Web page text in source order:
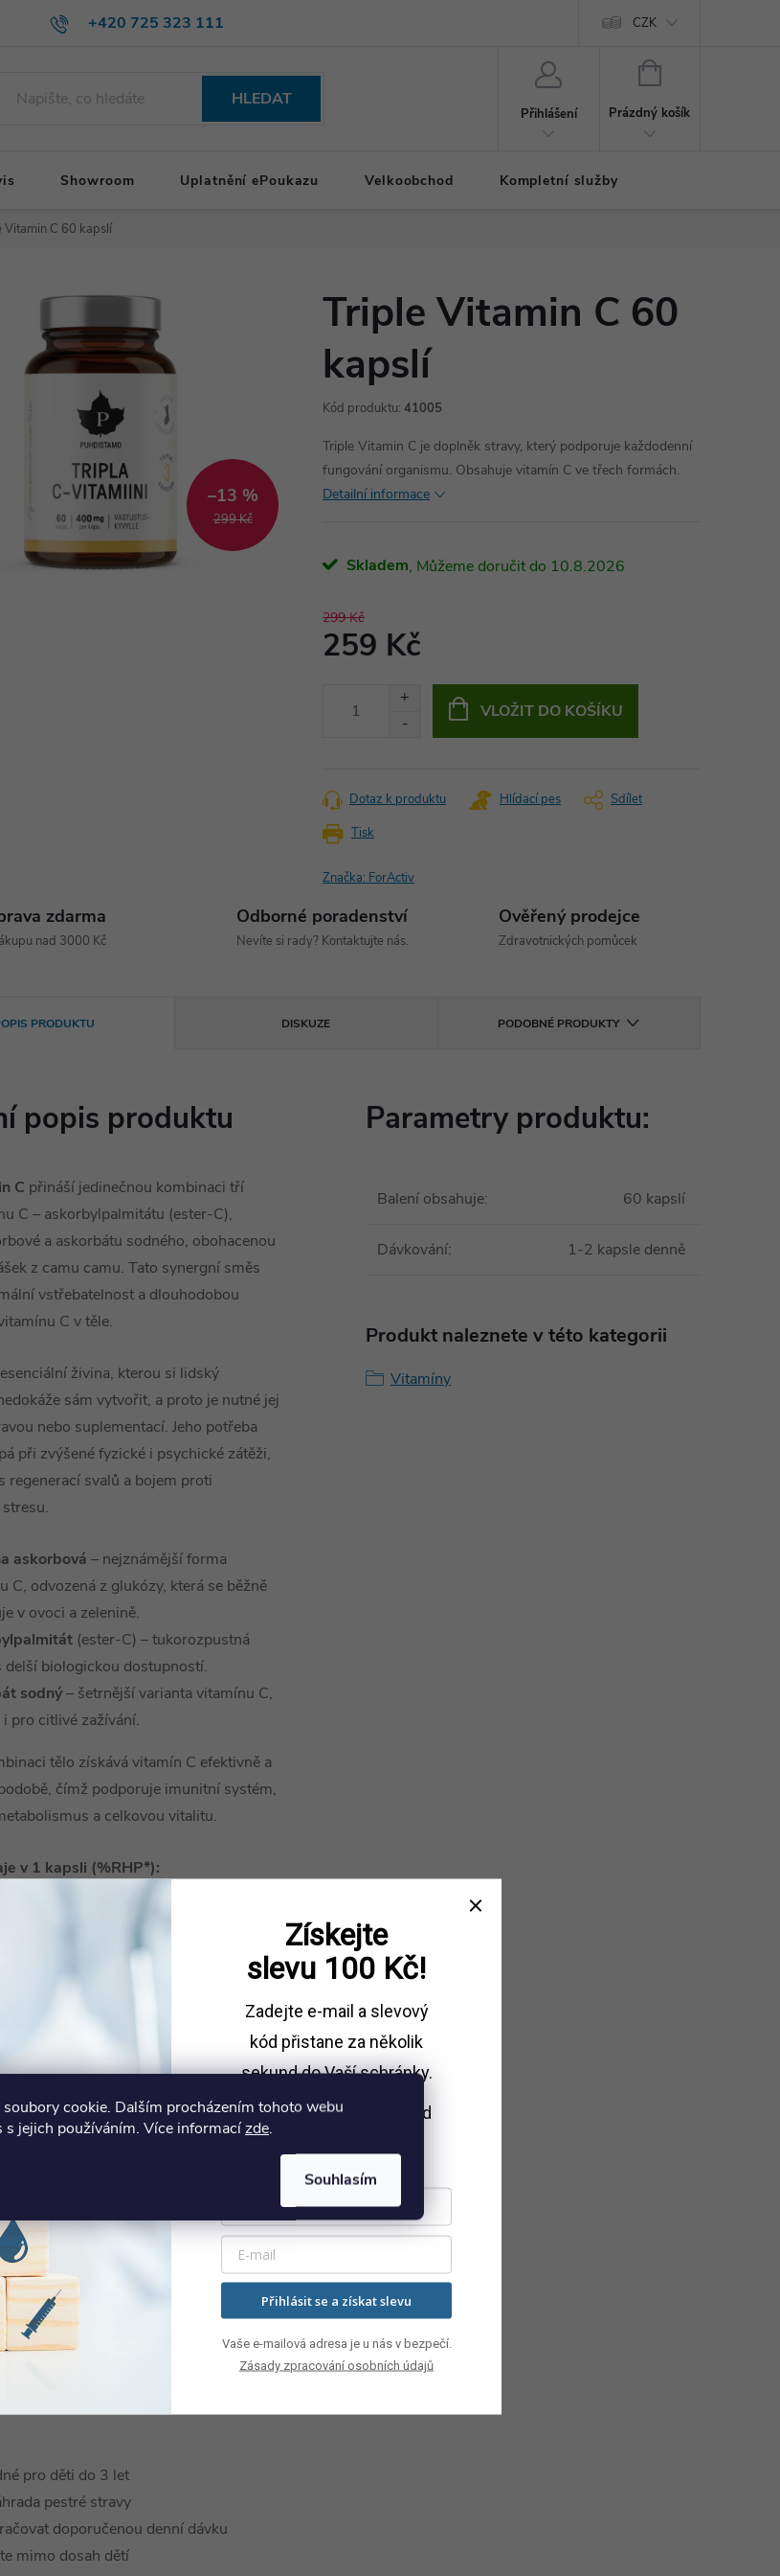
cookie. Dalším procházením tohoto webu
s jejich používáním. Více informacízde.
Souhlasím
+420 725 323 111 CZK
HLEDAT
Přihlášení
NÁKUPNÍ
Prázdný košík
Showroom Uplatnění ePoukazu Velkoobchod Kompletní služby
Vitamin C 60 kapslí
299 Kč
–13 %
Triple Vitamin C 60
kapslí
Kód produktu: 41005
Triple Vitamin C je doplněk stravy, který podporuje každodenní
fungování organismu. Obsahuje vitamín C ve třech formách.
Detailní informace
Skladem 10.8.2026
299 Kč
259 Kč
VLOŽIT DO KOŠÍKU
Tisk
Dotaz k produktu Hlídací pes Sdílet
Značka: ForActiv
zdarma
nad 3000 Kč
Odborné poradenství
Nevíte si rady? Kontaktujte nás.
Ověřený prodejce
Zdravotnických pomůcek
PRODUKTU DISKUZE PODOBNÉ PRODUKTY
popis produktu
C přináší jedinečnou kombinaci tří
C – askorbylpalmitátu (ester-C),
a askorbátu sodného, obohacenou
z camu camu. Tato synergní směs
vstřebatelnost a dlouhodobou
C v těle.
živina, kterou si lidský
sám vytvořit, a proto je nutné jej
nebo suplementací. Jeho potřeba
při zvýšené fyzické i psychické zátěži,
regenerací svalů a bojem proti
askorbová – nejznámější forma
C, odvozená z glukózy, která se běžně
v ovoci a zelenině.
(ester-C) – tukorozpustná
delší biologickou dostupností.
sodný– šetrnější varianta vitamínu C,
pro citlivé zažívání.
tělo získává vitamín C efektivně a
čímž podporuje imunitní systém,
a celkovou vitalitu.
v 1 kapsli (%RHP*):
hodnota příjmu vitamínů a minerálů
sodný, kyselina L-askorbová, L-
prášek camu-camu (
Myrciaria
bioflavonoidy, kapsle
60 kapslí.
Puhdistamo:
stravy
a vyrobeno ve Finsku
aktivních složek
pro děti do 3 let
pestré stravy
doporučenou denní dávku
mimo dosah dětí
Parametry produktu:
Balení obsahuje: 60 kapslí
Dávkování: 1-2 kapsle denně
Produkt naleznete v této kategorii
Vitamíny
Získejte
slevu 100 Kč!
Zadejte e-mail a slevový
kód přistane za několik
sekund do Vaší schránky.
Sleva platí při nákupu
nad
Přihlásit se a získat slevu
Vaše e-mailová adresa je u nás v bezpečí.
Zásady zpracování osobních údajů